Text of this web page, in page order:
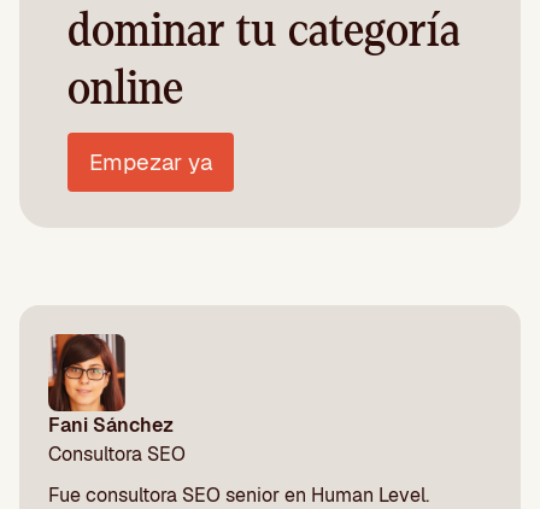
dominar tu categoría
online
Empezar ya
Fani Sánchez
Consultora SEO
Fue consultora SEO senior en Human Level.